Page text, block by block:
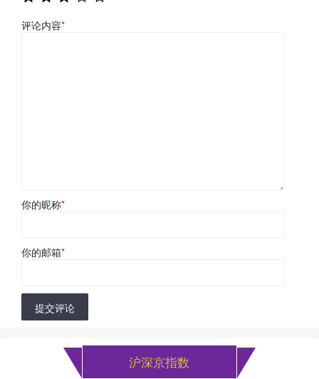
评论内容*
你的昵称*
你的邮箱*
提交评论
沪深京指数